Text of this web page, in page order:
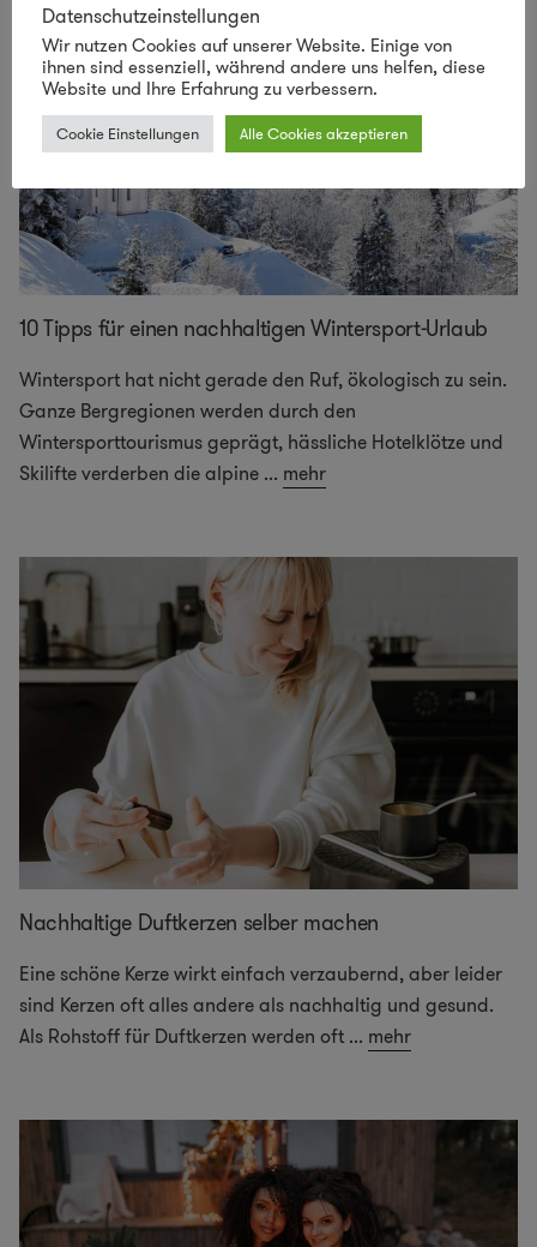
10 Tipps für einen nachhaltigen Wintersport-Urlaub
Wintersport hat nicht gerade den Ruf, ökologisch zu sein.
Ganze Bergregionen werden durch den
Wintersporttourismus geprägt, hässliche Hotelklötze und
Skilifte verderben die alpine ... mehr
Nachhaltige Duftkerzen selber machen
Eine schöne Kerze wirkt einfach verzaubernd, aber leider
sind Kerzen oft alles andere als nachhaltig und gesund.
Als Rohstoff für Duftkerzen werden oft ... mehr
Datenschutzeinstellungen
Wir nutzen Cookies auf unserer Website. Einige von
ihnen sind essenziell, während andere uns helfen, diese
Website und Ihre Erfahrung zu verbessern.
Cookie Einstellungen Alle Cookies akzeptieren